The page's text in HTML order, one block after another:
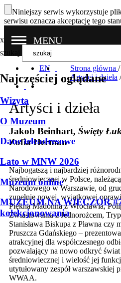
Niniejszy serwis wykorzystuje
serwisu oznacza akceptację tego
MENU
x
szukaj
Najczęściej oglądane
Wizyta
O Muzeum
Dane teleadresowe
Lato w MNW 2026
Muzeum online
MUZEUM NA WIECZÓR
kolekcjonowania
EN Strona główna /
Artyści i dzieła /
Artyści i dzieła
Jakob Beinhart, Święty
Zofia Herman
Najbogatszą i najbardziej
średniowiecznej w Polsce,
Narodowego w Warszawie, od
zupełnie nowej, wyjątkowej
Piękna Madonna z Wrocławia,
Zwiastowania z Jednorożcem,
Stanisława Biskupa z Pławna czy
Pruszcza Gdańskiego –
atrakcyjnej dla współczesnego
pozwalający na nowo odkryć
średniowiecznej i wielość jej
utytułowany zespół warszawskiej
WWAA.